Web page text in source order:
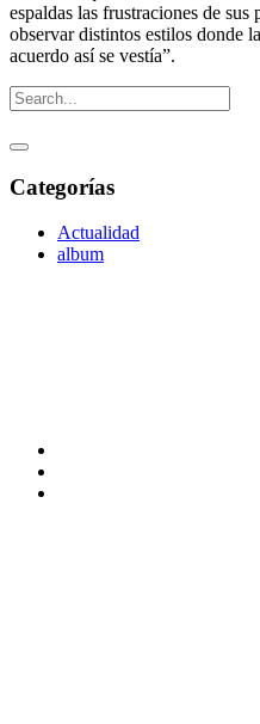
espaldas las frustraciones de sus
observar distintos estilos donde
acuerdo así se vestía”.
Categorías
Actualidad
album